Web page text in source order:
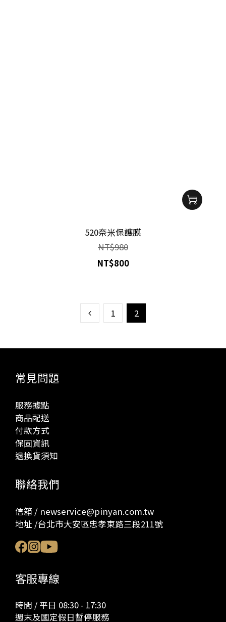
520奈米保護膜
NT$980
NT$800
1 2
常見問題
服務據點
商品配送
付款方式
保固資訊
退換貨須知
聯絡我們
信箱 / newservice@pinyan.com.tw
地址 /台北市大安區忠孝東路三段211號
客服專線
時間 / 平日 08:30 - 17:30
週末及國定假日暫停服務